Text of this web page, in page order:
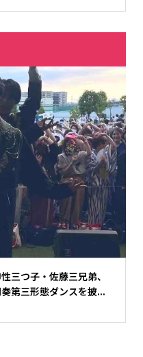
三つ子・佐藤三兄弟、
第三形態ダンスを披...